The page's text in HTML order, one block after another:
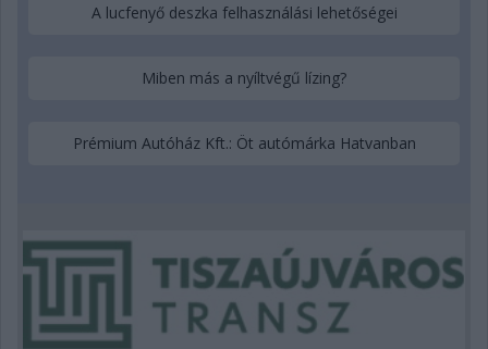
A lucfenyő deszka felhasználási lehetőségei
Miben más a nyíltvégű lízing?
Prémium Autóház Kft.: Öt autómárka Hatvanban